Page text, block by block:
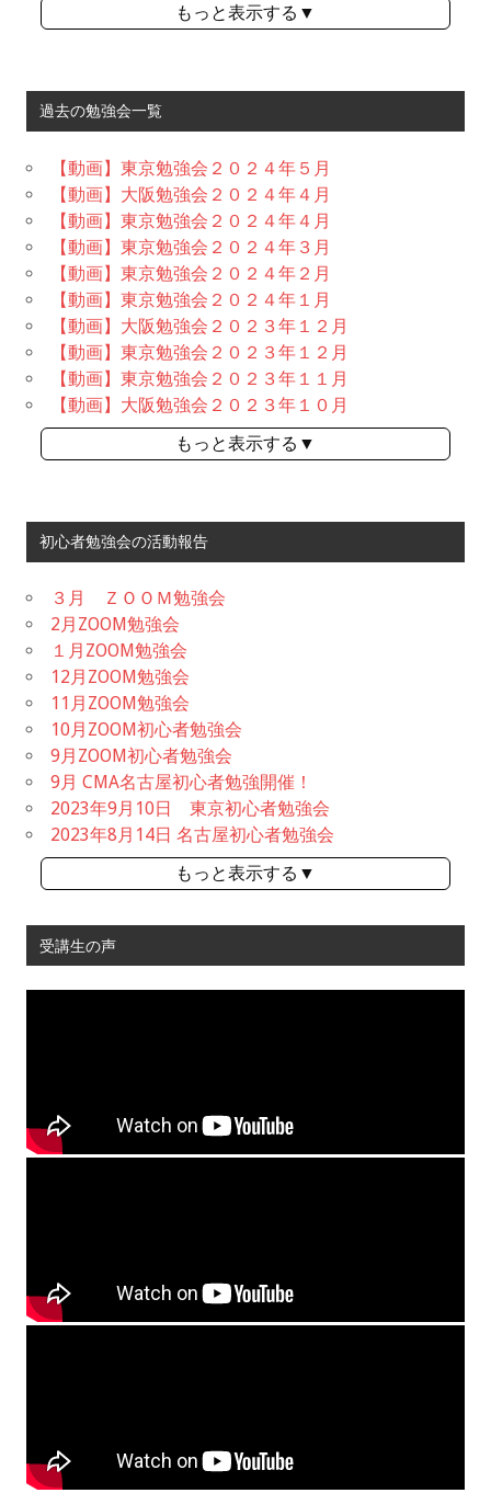
もっと表示する▼
過去の勉強会一覧
【動画】東京勉強会２０２４年５月
【動画】大阪勉強会２０２４年４月
【動画】東京勉強会２０２４年４月
【動画】東京勉強会２０２４年３月
【動画】東京勉強会２０２４年２月
【動画】東京勉強会２０２４年１月
【動画】大阪勉強会２０２３年１２月
【動画】東京勉強会２０２３年１２月
【動画】東京勉強会２０２３年１１月
【動画】大阪勉強会２０２３年１０月
もっと表示する▼
初心者勉強会の活動報告
３月 ＺＯＯＭ勉強会
2月ZOOM勉強会
１月ZOOM勉強会
12月ZOOM勉強会
11月ZOOM勉強会
10月ZOOM初心者勉強会
9月ZOOM初心者勉強会
9月 CMA名古屋初心者勉強開催！
2023年9月10日 東京初心者勉強会
2023年8月14日 名古屋初心者勉強会
もっと表示する▼
受講生の声